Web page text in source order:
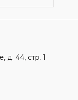
д. 44, стр. 1